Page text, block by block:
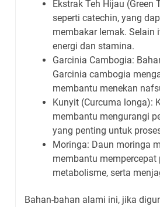
Ekstrak Teh Hijau
seperti catechin, yang
membakar lemak. Selain
energi dan stamina.
Garcinia Cambogia:
Garcinia cambogia
membantu menekan
Kunyit (Curcuma longa):
membantu mengurangi
yang penting untuk
Moringa: Daun moringa
membantu
metabolisme, serta
Bahan-bahan alami ini, jika